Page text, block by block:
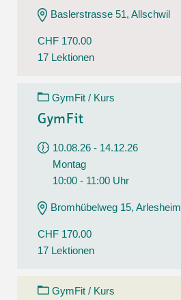
Baslerstrasse 51, Allschwil
CHF 170.00
17 Lektionen
GymFit / Kurs
GymFit
10.08.26 - 14.12.26
Montag
10:00 - 11:00 Uhr
Bromhübelweg 15, Arlesheim
CHF 170.00
17 Lektionen
GymFit / Kurs